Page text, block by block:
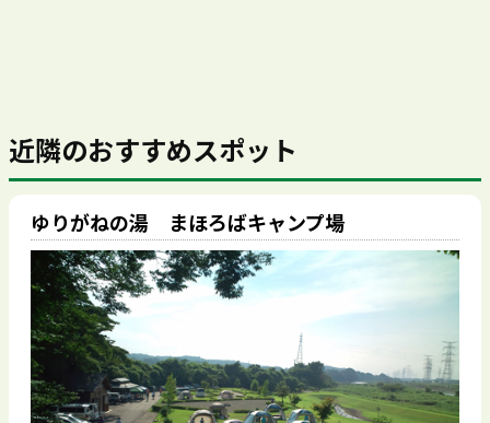
近隣のおすすめスポット
ゆりがねの湯 まほろばキャンプ場